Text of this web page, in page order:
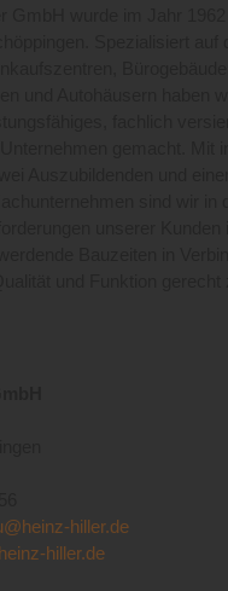
hiller.de
hiller.de